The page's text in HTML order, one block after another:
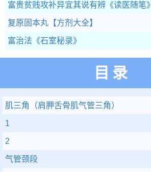
富贵贫贱攻补异宜其说有辨 《读医随笔》
复原固本丸 【方剂大全】
富治法 《石室秘录》
目录
肌三角（肩胛舌骨肌气管三角）
1
2
气管颈段